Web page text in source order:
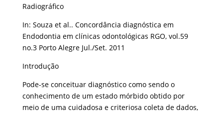
Radiográfico
In: Souza et al.. Concordância diagnóstica em
Endodontia em clínicas odontológicas RGO, vol.59
no.3 Porto Alegre Jul./Set. 2011
Introdução
Pode-se conceituar diagnóstico como sendo o
conhecimento de um estado mórbido obtido por
meio de uma cuidadosa e criteriosa coleta de dados,